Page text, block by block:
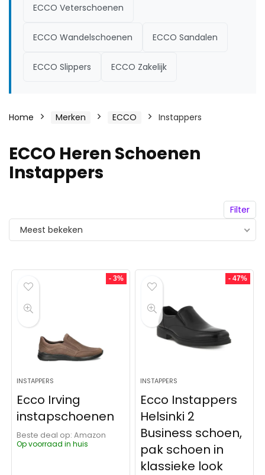
ECCO Veterschoenen
ECCO Wandelschoenen ECCO Sandalen
ECCO Slippers ECCO Zakelijk
Home Merken ECCO Instappers
ECCO Heren Schoenen
Instappers
Filter
Meest bekeken
- 3%
INSTAPPERS
Ecco Irving
instapschoenen
Beste deal op:
Amazon
Op voorraad in huis
- 47%
INSTAPPERS
Ecco Instappers
Helsinki 2
Business schoen,
pak schoen in
klassieke look